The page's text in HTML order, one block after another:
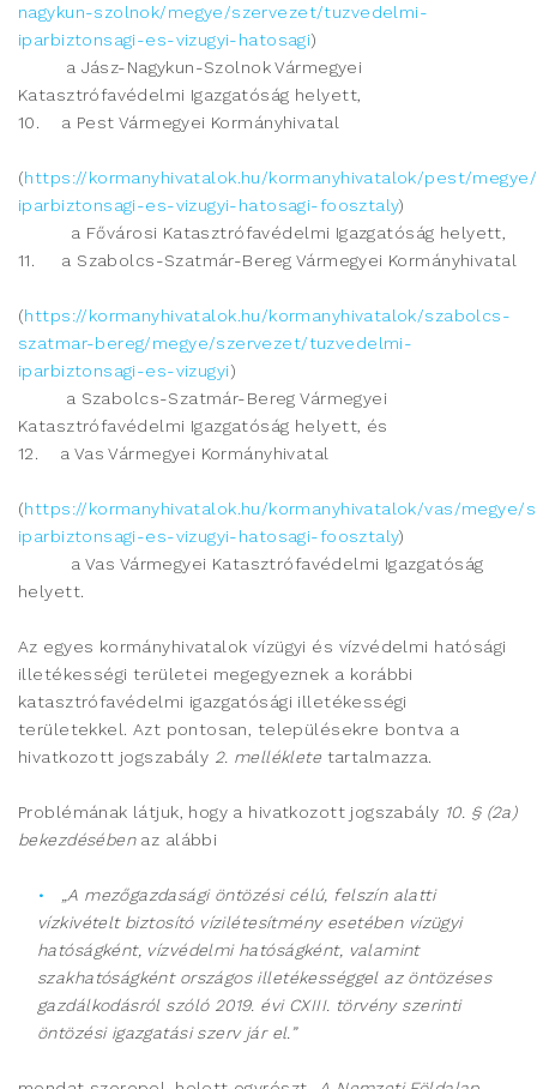
nagykun-szolnok/megye/szervezet/tuzvedelmi-
iparbiztonsagi-es-vizugyi-hatosagi)
a Jász-Nagykun-Szolnok Vármegyei
Katasztrófavédelmi Igazgatóság helyett,
10. a Pest Vármegyei Kormányhivatal
(https://kormanyhivatalok.hu/kormanyhivatalok/pest/
iparbiztonsagi-es-vizugyi-hatosagi-foosztaly)
a Fővárosi Katasztrófavédelmi Igazgatóság helyett,
11. a Szabolcs-Szatmár-Bereg Vármegyei Kormányhivatal
(https://kormanyhivatalok.hu/kormanyhivatalok/szabolcs-
szatmar-bereg/megye/szervezet/tuzvedelmi-
iparbiztonsagi-es-vizugyi)
a Szabolcs-Szatmár-Bereg Vármegyei
Katasztrófavédelmi Igazgatóság helyett, és
12. a Vas Vármegyei Kormányhivatal
(https://kormanyhivatalok.hu/kormanyhivatalok/vas/
iparbiztonsagi-es-vizugyi-hatosagi-foosztaly)
a Vas Vármegyei Katasztrófavédelmi Igazgatóság
helyett.
Az egyes kormányhivatalok vízügyi és vízvédelmi hatósági
illetékességi területei megegyeznek a korábbi
katasztrófavédelmi igazgatósági illetékességi
területekkel. Azt pontosan, településekre bontva a
hivatkozott jogszabály 2. melléklete tartalmazza.
Problémának látjuk, hogy a hivatkozott jogszabály 10. § (2a)
bekezdésében az alábbi
„A mezőgazdasági öntözési célú, felszín alatti
vízkivételt biztosító vízilétesítmény esetében vízügyi
hatóságként, vízvédelmi hatóságként, valamint
szakhatóságként országos illetékességgel az öntözéses
gazdálkodásról szóló 2019. évi CXIII. törvény szerinti
öntözési igazgatási szerv jár el.”